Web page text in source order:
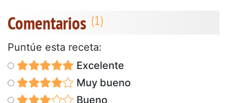
Comentarios
Puntúe esta receta:
Excelente
Muy bueno
Bueno